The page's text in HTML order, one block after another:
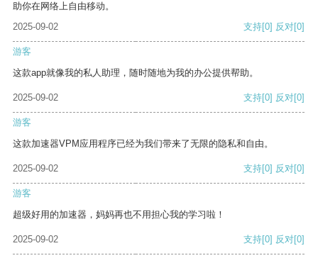
助你在网络上自由移动。
2025-09-02
支持[0] 反对[0]
游客
这款app就像我的私人助理，随时随地为我的办公提供帮助。
2025-09-02 支持[0] 反对[0]
游客
这款加速器VPM应用程序已经为我们带来了无限的隐私和自由。
2025-09-02 支持[0] 反对[0]
游客
超级好用的加速器，妈妈再也不用担心我的学习啦！
2025-09-02 支持[0] 反对[0]